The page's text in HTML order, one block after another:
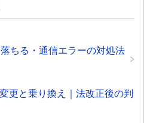
ちる・通信エラーの対処法
更と乗り換え｜法改正後の判